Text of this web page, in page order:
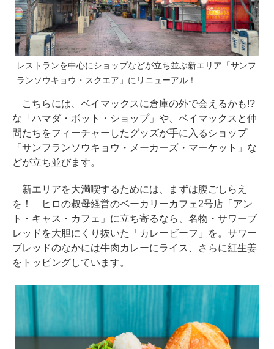
レストランを中心にショップなどが立ち並ぶ新エリア「サンフ
ランソウキョウ・スクエア」にリニューアル！
こちらには、ベイマックスに倉庫の外で会えるかも!?
な「ハマダ・ボット・ショップ」や、ベイマックスと仲
間たちをフィーチャーしたグッズが手に入るショップ
「サンフランソウキョウ・メーカーズ・マーケット」な
どが立ち並びます。
新エリアを大満喫するためには、まずは腹ごしらえ
を！ ヒロの叔母経営のベーカリーカフェ2号店「アン
ト・キャス・カフェ」に立ち寄るなら、名物・サワーブ
レッドを大胆にくり抜いた「カレービーフ」を。サワー
ブレッドのなかには牛肉カレーにライス、さらに紅生姜
をトッピングしています。